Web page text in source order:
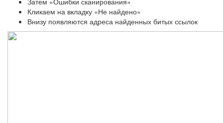
Кликаем на вкладку «Не найдено»
Внизу появляются адреса найденных битых ссылок